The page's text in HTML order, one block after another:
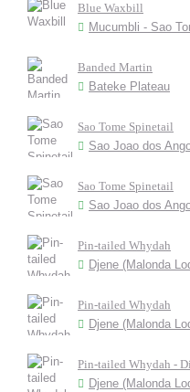
Blue Waxbill
Mucumbli - Sao
Banded Martin
Bateke Plateau
Sao Tome Spinetail
Sao Joao dos
Sao Tome Spinetail
Sao Joao dos
Pin-tailed Whydah
Djene (Malonda
Pin-tailed Whydah
Djene (Malonda
Pin-tailed Whydah -
Djene (Malonda